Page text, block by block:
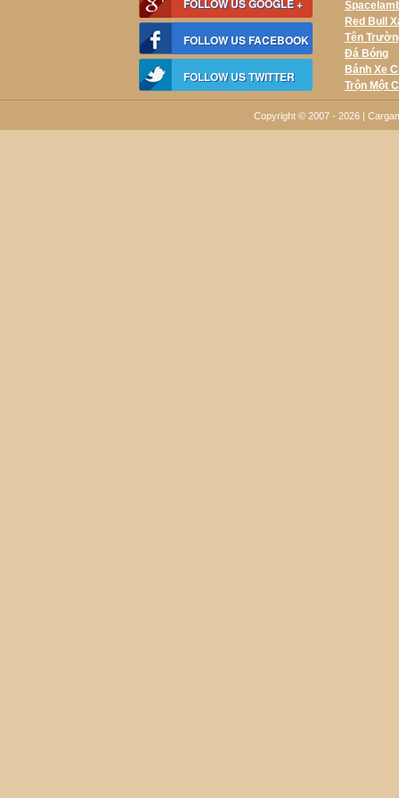
FOLLOW US GOOGLE +
FOLLOW US FACEBOOK
FOLLOW US TWITTER
Red Bull
Tên
Đá Bóng
Bánh Xe
Trộn Một
Copyright © 2007 - 2026 |